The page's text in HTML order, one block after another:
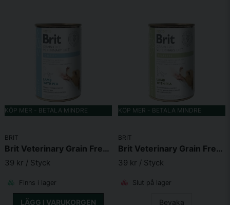
KÖP MER - BETALA MINDRE
BRIT
Brit Veterinary Grain Free Diet Dog Can Obesity 400g
39 kr / Styck
Finns i lager
LÄGG I VARUKORGEN
KÖP MER - BETALA MINDRE
BRIT
Brit Veterinary Grain Free Diet Dog Can Diabetes 400g
39 kr / Styck
Slut på lager
Bevaka